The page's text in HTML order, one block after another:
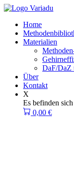
Zum
springenHome
Materialien
DaF/DaZ
Über
Kontakt
X
Es befinden
0,00 €